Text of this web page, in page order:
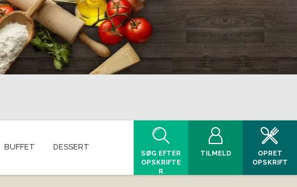
BUFFET DESSERT
SØG EFTER
OPSKRIFTE
R
TILMELD
OPRET
OPSKRIFT